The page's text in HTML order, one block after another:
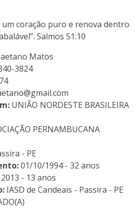
um coração puro e renova dentro
Salmos 51:10
Matos
3824
UNIÃO NORDESTE BRASILEIRA
PERNAMBUCANA
- PE
01/10/1994 - 32 anos
2013 - 13 anos
IASD de Candeais - Passira - PE